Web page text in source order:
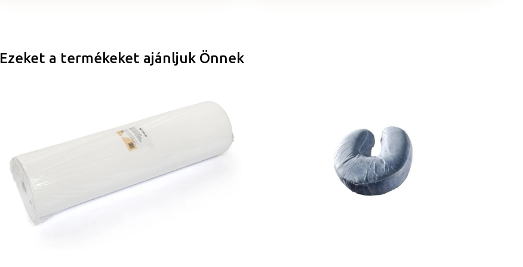
Ezeket a termékeket ajánljuk Önnek